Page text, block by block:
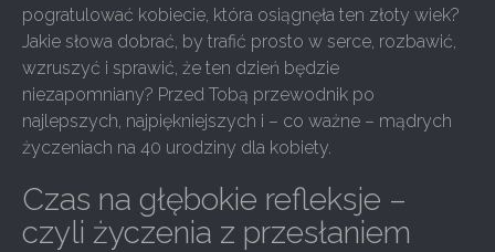
pogratulować kobiecie, która osiągnęła ten złoty wiek?
Jakie słowa dobrać, by trafić prosto w serce, rozbawić,
wzruszyć i sprawić, że ten dzień będzie
niezapomniany? Przed Tobą przewodnik po
najlepszych, najpiękniejszych i – co ważne – mądrych
życzeniach na 40 urodziny dla kobiety.
Czas na głębokie refleksje –
czyli życzenia z przesłaniem